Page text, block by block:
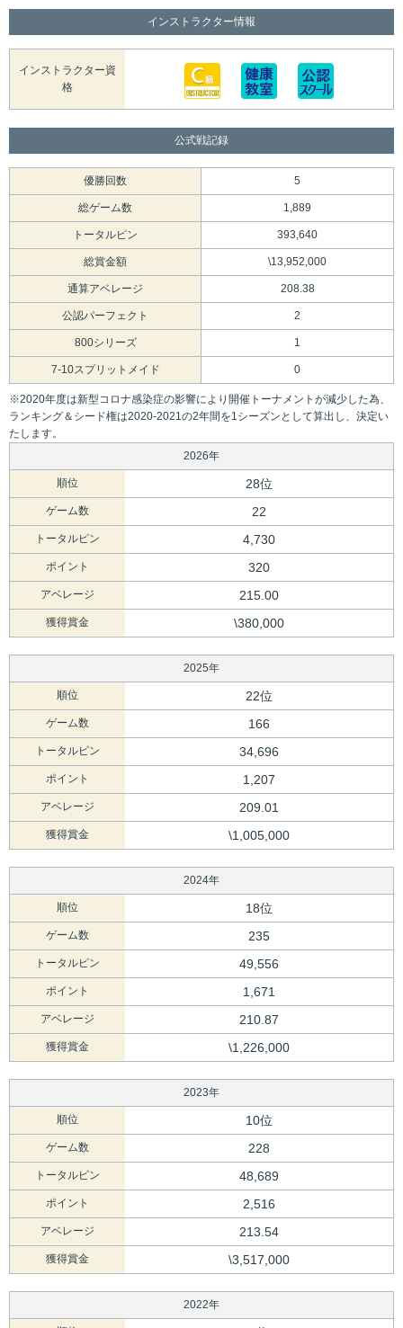
インストラクター情報
インストラクター資
格
公式戦記録
優勝回数 5
総ゲーム数 1,889
トータルピン 393,640
総賞金額 \13,952,000
通算アベレージ 208.38
公認パーフェクト 2
800シリーズ 1
7-10スプリットメイド 0
※2020年度は新型コロナ感染症の影響により開催トーナメントが減少した為、
ランキング＆シード権は2020-2021の2年間を1シーズンとして算出し、決定い
たします。
2026年
順位 28位
ゲーム数 22
トータルピン 4,730
ポイント 320
アベレージ 215.00
獲得賞金 \380,000
2025年
順位 22位
ゲーム数 166
トータルピン 34,696
ポイント 1,207
アベレージ 209.01
獲得賞金 \1,005,000
2024年
順位 18位
ゲーム数 235
トータルピン 49,556
ポイント 1,671
アベレージ 210.87
獲得賞金 \1,226,000
2023年
順位 10位
ゲーム数 228
トータルピン 48,689
ポイント 2,516
アベレージ 213.54
獲得賞金 \3,517,000
2022年